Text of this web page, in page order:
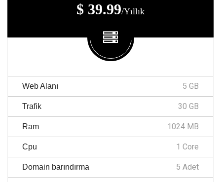
$ 39.99/Yıllık
Web Alanı 5 GB
Trafik 30 GB
Ram 1024 MB
Cpu 1 Core
Domain barındırma 5 Adet